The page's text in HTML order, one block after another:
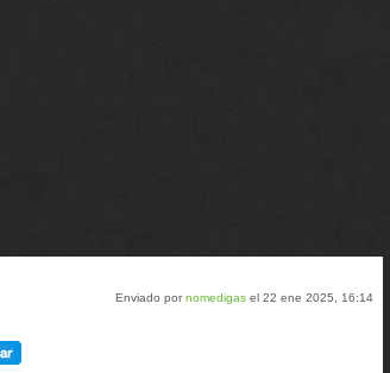
Enviado pornomedigas el 22 ene 2025, 16:14